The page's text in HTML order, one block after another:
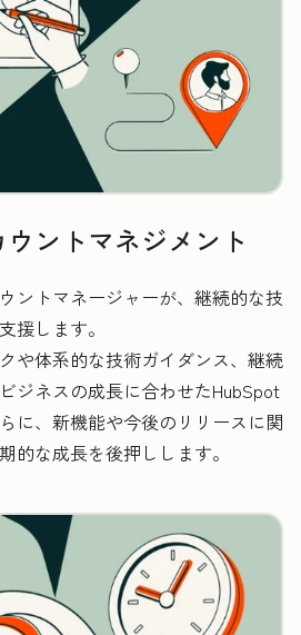
ントマネジメント
ントマネージャーが、継続的な技
援します。
や体系的な技術ガイダンス、継続
ジネスの成長に合わせたHubSpot
に、新機能や今後のリリースに関
的な成長を後押しします。